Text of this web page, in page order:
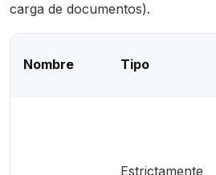
carga de documentos).
Nombre Tipo
Estrictamente